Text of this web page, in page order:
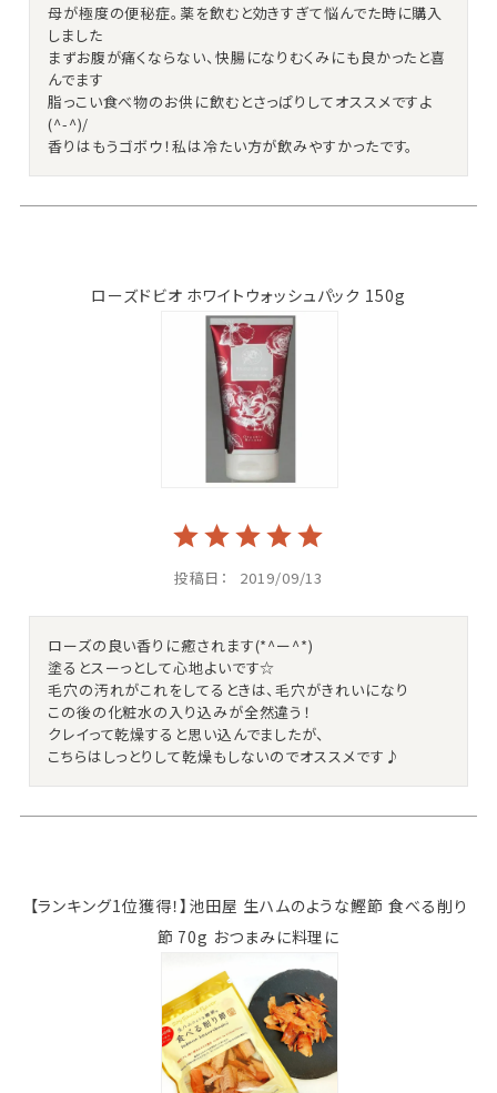
母が極度の便秘症。薬を飲むと効きすぎて悩んでた時に購入
しました
まずお腹が痛くならない、快腸になりむくみにも良かったと喜
んでます
脂っこい食べ物のお供に飲むとさっぱりしてオススメですよ
(^-^)/
香りはもうゴボウ！私は冷たい方が飲みやすかったです。
ローズドビオ ホワイトウォッシュパック 150g
投稿日 2019/09/13
ローズの良い香りに癒されます(*^ー^*)
塗るとスーっとして心地よいです☆
毛穴の汚れがこれをしてるときは、毛穴がきれいになり
この後の化粧水の入り込みが全然違う！
クレイって乾燥すると思い込んでましたが、
こちらはしっとりして乾燥もしないのでオススメです♪
【ランキング1位獲得！】池田屋 生ハムのような鰹節 食べる削り
節 70g おつまみに料理に